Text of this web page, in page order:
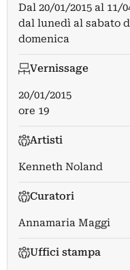
Dal 20/01/2015 al 11/
dal lunedì al sabato
domenica
Vernissage
20/01/2015
ore 19
Artisti
Kenneth Noland
Curatori
Annamaria Maggi
Uffici stampa